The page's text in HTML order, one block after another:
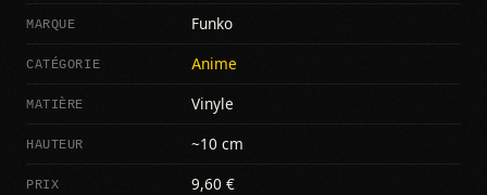
MARQUE Funko
CATÉGORIE Anime
MATIÈRE Vinyle
HAUTEUR ~10 cm
PRIX 9,60 €